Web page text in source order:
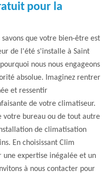
pour la
que votre bien-être est
de l'été s'installe à Saint
nous nous engageons
absolue. Imaginez rentrer
et ressentir
de votre climatiseur.
votre bureau ou de tout autre
de climatisation
En choisissant Clim
une expertise inégalée et un
à nous contacter pour